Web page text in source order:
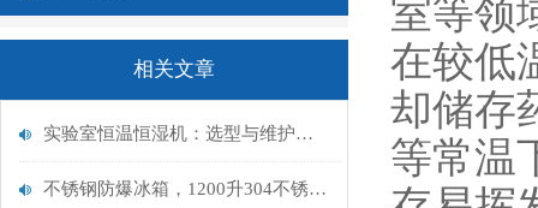
相关文章
实验室恒温恒湿机：选型与维护指南
不锈钢防爆冰箱，1200升304不锈钢防爆冰箱，BL-1200六开门
室等领
在较低
却储存
等常温